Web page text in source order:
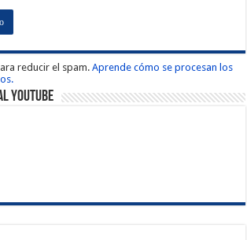
reducir el spam.Aprende cómo se procesan los
Youtube